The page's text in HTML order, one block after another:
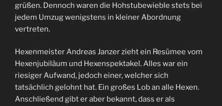
grüßen. Dennoch waren die Hohstubewieble stets bei
jedem Umzug wenigstens in kleiner Abordnung
vertreten.
Hexenmeister Andreas Janzer zieht ein Resümee vom
Hexenjubiläum und Hexenspektakel. Alles war ein
riesiger Aufwand, jedoch einer, welcher sich
tatsächlich gelohnt hat. Ein großes Lob an alle Hexen.
Anschließend gibt er aber bekannt, dass er als